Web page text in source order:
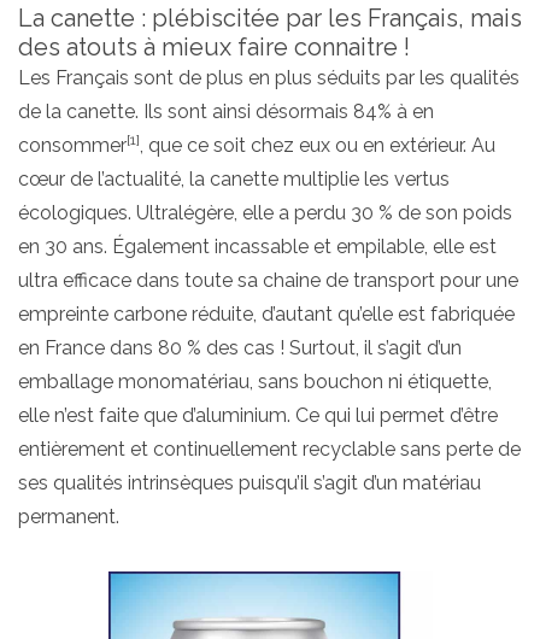
La canette : plébiscitée par les Français, mais
des atouts à mieux faire connaitre !
Les Français sont de plus en plus séduits par les qualités
de la canette. Ils sont ainsi désormais 84% à en
consommer[1], que ce soit chez eux ou en extérieur. Au
cœur de l’actualité, la canette multiplie les vertus
écologiques. Ultralégère, elle a perdu 30 % de son poids
en 30 ans. Également incassable et empilable, elle est
ultra efficace dans toute sa chaine de transport pour une
empreinte carbone réduite, d’autant qu’elle est fabriquée
en France dans 80 % des cas ! Surtout, il s’agit d’un
emballage monomatériau, sans bouchon ni étiquette,
elle n’est faite que d’aluminium. Ce qui lui permet d’être
entièrement et continuellement recyclable sans perte de
ses qualités intrinsèques puisqu’il s’agit d’un matériau
permanent.